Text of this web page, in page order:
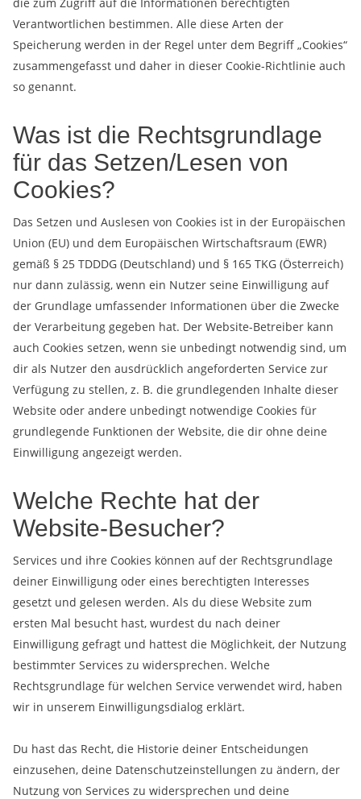
Verantwortlichen bestimmen. Alle diese Arten der
Speicherung werden in der Regel unter dem Begriff „Cookies“
zusammengefasst und daher in dieser Cookie-Richtlinie auch
so genannt.
Was ist die Rechtsgrundlage
für das Setzen/Lesen von
Cookies?
Das Setzen und Auslesen von Cookies ist in der Europäischen
Union (EU) und dem Europäischen Wirtschaftsraum (EWR)
gemäß § 25 TDDDG (Deutschland) und § 165 TKG (Österreich)
nur dann zulässig, wenn ein Nutzer seine Einwilligung auf
der Grundlage umfassender Informationen über die Zwecke
der Verarbeitung gegeben hat. Der Website-Betreiber kann
auch Cookies setzen, wenn sie unbedingt notwendig sind, um
dir als Nutzer den ausdrücklich angeforderten Service zur
Verfügung zu stellen, z. B. die grundlegenden Inhalte dieser
Website oder andere unbedingt notwendige Cookies für
grundlegende Funktionen der Website, die dir ohne deine
Einwilligung angezeigt werden.
Welche Rechte hat der
Website-Besucher?
Services und ihre Cookies können auf der Rechtsgrundlage
deiner Einwilligung oder eines berechtigten Interesses
gesetzt und gelesen werden. Als du diese Website zum
ersten Mal besucht hast, wurdest du nach deiner
Einwilligung gefragt und hattest die Möglichkeit, der Nutzung
bestimmter Services zu widersprechen. Welche
Rechtsgrundlage für welchen Service verwendet wird, haben
wir in unserem Einwilligungsdialog erklärt.
Du hast das Recht, die Historie deiner Entscheidungen
einzusehen, deine Datenschutzeinstellungen zu ändern, der
Nutzung von Services zu widersprechen und deine